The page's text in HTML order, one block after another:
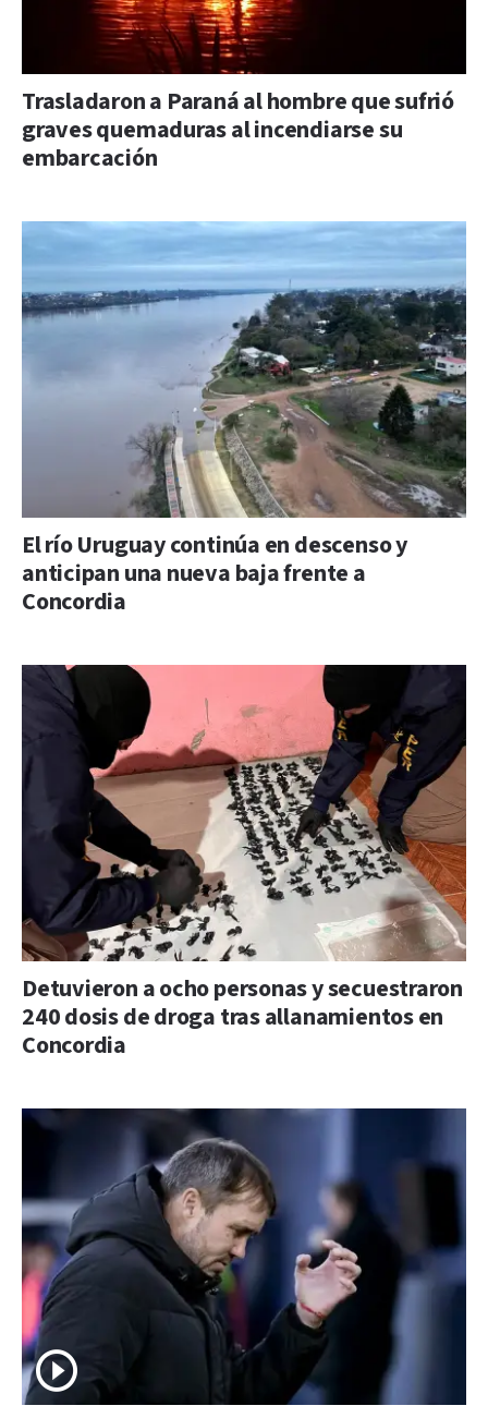
Trasladaron a Paraná al hombre que sufrió
graves quemaduras al incendiarse su
embarcación
El río Uruguay continúa en descenso y
anticipan una nueva baja frente a
Concordia
Detuvieron a ocho personas y secuestraron
240 dosis de droga tras allanamientos en
Concordia